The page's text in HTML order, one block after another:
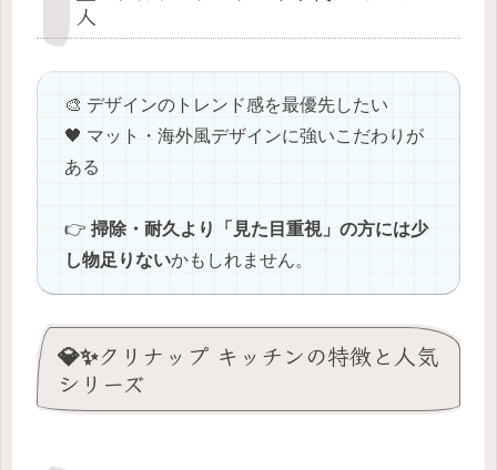
人
🎨 デザインのトレンド感を最優先したい
🖤 マット・海外風デザインに強いこだわりが
ある
👉 掃除・耐久より「見た目重視」の方には少
し物足りないかもしれません。
💎✨クリナップ キッチンの特徴と人気
シリーズ